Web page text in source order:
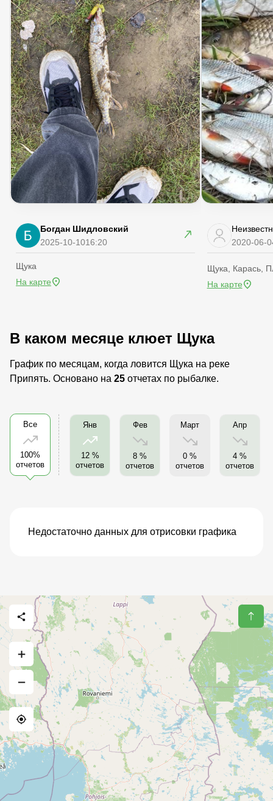
Богдан Шидловский
2025-10-1016:20
Щука
На карте
2020-06-
Щука, Карась,
На карте
В каком месяце клюет Щука
График по месяцам, когда ловится Щука на реке
Припять. Основано на 25 отчетах по рыбалке.
Все
100%
отчетов
Янв
12 %
отчетов
Фев
8 %
отчетов
Март
0 %
отчетов
Апр
4 %
отчетов
Недостаточно данных для отрисовки графика